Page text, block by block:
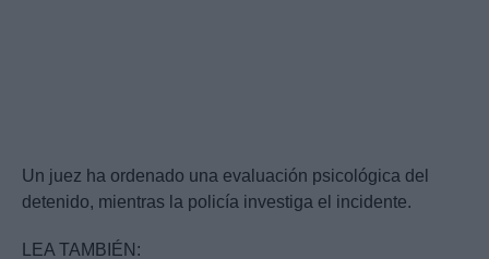
Un juez ha ordenado una evaluación psicológica del
detenido, mientras la policía investiga el incidente.
LEA TAMBIÉN: